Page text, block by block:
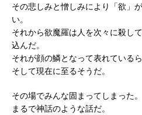
その悲しみと憎しみにより「欲」
い。
それから欲魔羅は人を次々に殺し
込んだ。
それが顔の鱗となって表れているら
そして現在に至るそうだ。
その場でみんな固まってしまった。
まるで神話のような話だ。